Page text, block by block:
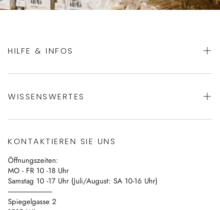
HILFE & INFOS
Datenschutz
Impressum
Vertrag widerrufen
WISSENSWERTES
Blog
Kontakt
KONTAKTIEREN SIE UNS
Öffnungszeiten:
MO - FR 10 -18 Uhr
Samstag 10 -17 Uhr (Juli/August: SA 10-16 Uhr)
------------------------------
Spiegelgasse 2